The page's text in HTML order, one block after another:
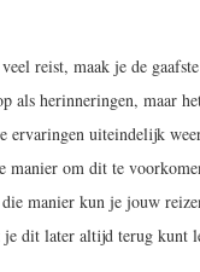
reist, maak je de
als herinneringen, maar
ervaringen uiteindelijk
manier om dit te
manier kun je jouw
je dit later altijd terug kunt